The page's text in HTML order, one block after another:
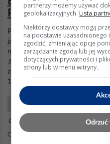
Philips 1372/90 -
Polecam Brauna, Zelmera lub
jakiś 5 lat i żadnych problemów z
najwyższa seria MultiQuick ,na
,trzepaczka i mini malakser-
zarzutu, żadnej awarii więc jak
1 jeśli chodzi o blendery.
AGD Co kupić?
14 Wrz 2020 19:20
Odpowiedzi: 14 Wyświetleń: 2529
partnerzy możemy używać
geolokalizacyjnych. Lista
Niektórzy dostawcy mogą
na podstawie uzasadnionego
zgodzić, zmieniając opcje
zarządzanie zgodą lub jej
dotyczących prywatności i
strony lub w menu witryny.
Odrzuć